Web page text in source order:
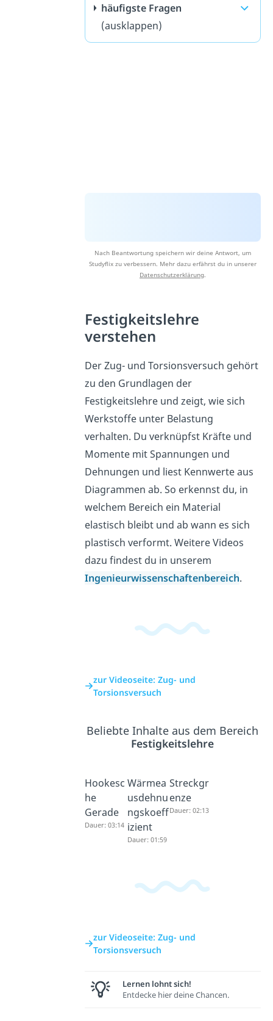
häufigste Fragen
(ausklappen)
Nach Beantwortung speichern wir deine Antwort, um
Studyflix zu verbessern. Mehr dazu erfährst du in unserer
Datenschutzerklärung.
Festigkeitslehre
verstehen
Der Zug- und Torsionsversuch gehört
zu den Grundlagen der
Festigkeitslehre und zeigt, wie sich
Werkstoffe unter Belastung
verhalten. Du verknüpfst Kräfte und
Momente mit Spannungen und
Dehnungen und liest Kennwerte aus
Diagrammen ab. So erkennst du, in
welchem Bereich ein Material
elastisch bleibt und ab wann es sich
plastisch verformt. Weitere Videos
dazu findest du in unserem
Ingenieurwissenschaftenbereich.
zur Videoseite: Zug- und
Torsionsversuch
Beliebte Inhalte aus dem Bereich
Festigkeitslehre
Hookesc
he
Gerade
Dauer: 03:14
Wärmea
usdehnu
ngskoeff
izient
Dauer: 01:59
Streckgr
enze
Dauer: 02:13
zur Videoseite: Zug- und
Torsionsversuch
Lernen lohnt sich!
Entdecke hier deine Chancen.